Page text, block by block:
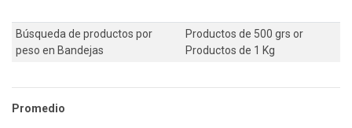
Búsqueda de productos por
peso en Bandejas
Productos de 500 grs or
Productos de 1 Kg
Promedio